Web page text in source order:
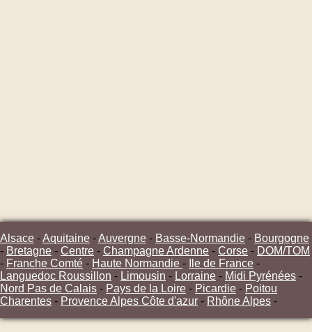
Alsace -Aquitaine -Auvergne - Basse-Normandie - Bourgogne
- Bretagne - Centre - Champagne Ardenne - Corse - DOM/TOM
- Franche Comté - Haute Normandie - Ile de France -
Languedoc Roussillon - Limousin - Lorraine - Midi Pyrénées -
Nord Pas de Calais - Pays de la Loire - Picardie - Poitou
Charentes - Provence Alpes Côte d'azur - Rhône Alpes -